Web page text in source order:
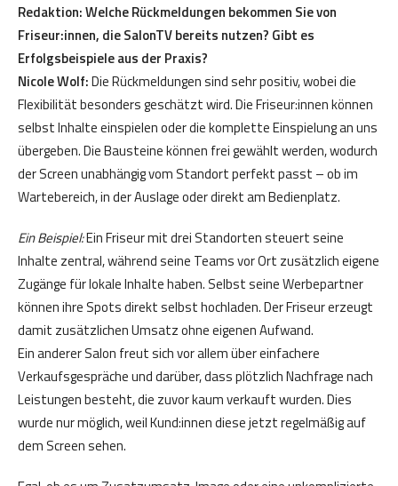
Redaktion: Welche Rückmeldungen bekommen Sie von
Friseur:innen, die SalonTV bereits nutzen? Gibt es
Erfolgsbeispiele aus der Praxis?
Nicole Wolf:Die Rückmeldungen sind sehr positiv, wobei die
Flexibilität besonders geschätzt wird. Die Friseur:innen können
selbst Inhalte einspielen oder die komplette Einspielung an uns
übergeben. Die Bausteine können frei gewählt werden, wodurch
der Screen unabhängig vom Standort perfekt passt – ob im
Wartebereich, in der Auslage oder direkt am Bedienplatz.
Ein Beispiel:Ein Friseur mit drei Standorten steuert seine
Inhalte zentral, während seine Teams vor Ort zusätzlich eigene
Zugänge für lokale Inhalte haben. Selbst seine Werbepartner
können ihre Spots direkt selbst hochladen. Der Friseur erzeugt
damit zusätzlichen Umsatz ohne eigenen Aufwand.
Ein anderer Salon freut sich vor allem über einfachere
Verkaufsgespräche und darüber, dass plötzlich Nachfrage nach
Leistungen besteht, die zuvor kaum verkauft wurden. Dies
wurde nur möglich, weil Kund:innen diese jetzt regelmäßig auf
dem Screen sehen.